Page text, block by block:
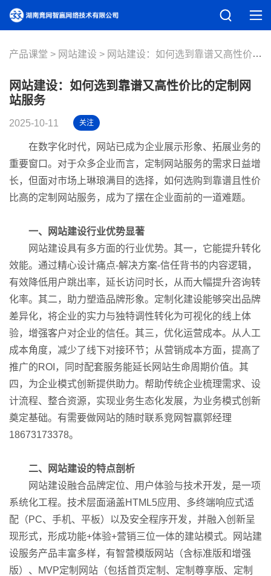
产品课堂 网站建设 网站建设：如何选到靠谱又高性价比的定制网站服务
网站建设：如何选到靠谱又高性价比的定制网
站服务
2025-10-11 关注
在数字化时代，网站已成为企业展示形象、拓展业务的
重要窗口。对于众多企业而言，定制网站服务的需求日益增
长，但面对市场上琳琅满目的选择，如何选购到靠谱且性价
比高的定制网站服务，成为了摆在企业面前的一道难题。
一、网站建设行业优势显著
网站建设具有多方面的行业优势。其一，它能提升转化
效能。通过精心设计痛点-解决方案-信任背书的内容逻辑，
有效降低用户跳出率，延长访问时长，从而大幅提升咨询转
化率。其二，助力塑造品牌形象。定制化建设能够突出品牌
差异化，将企业的实力与独特调性转化为可视化的线上体
验，增强客户对企业的信任。其三，优化运营成本。从人工
成本角度，减少了线下对接环节；从营销成本方面，提高了
推广的ROI，同时配套服务能延长网站生命周期价值。其
四，为企业模式创新提供助力。帮助传统企业梳理需求、设
计流程、整合资源，实现业务生态化发展，为业务模式创新
奠定基础。有需要做网站的随时联系竞网智赢郭经理
18673173378。
二、网站建设的特点剖析
网站建设融合品牌定位、用户体验与技术开发，是一项
系统化工程。技术层面涵盖HTML5应用、多终端响应式适
配（PC、手机、平板）以及安全程序开发，并融入创新呈
现形式，形成功能+体验+营销三位一体的建站模式。网站建
设服务产品丰富多样，有智营模版网站（含标准版和增强
版）、MVP定制网站（包括首页定制、定制尊享版、定制